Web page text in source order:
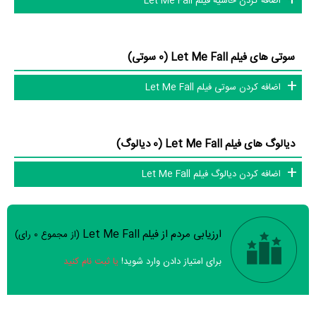
سوتی های فیلم Let Me Fall (0 سوتی)
اضافه کردن سوتی فیلم Let Me Fall
دیالوگ های فیلم Let Me Fall (0 دیالوگ)
اضافه کردن دیالوگ فیلم Let Me Fall
سوالات نظرسنجی ( 8 سوال) ارزیابی مردم از فیلم Let Me Fall (از مجموع 0 رای)
برای امتیاز دادن وارد شوید! یا ثبت نام کنید